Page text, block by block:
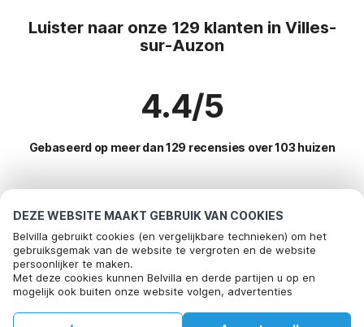
DEZE WEBSITE MAAKT GEBRUIK VAN COOKIES
Belvilla gebruikt cookies (en vergelijkbare technieken) om het
gebruiksgemak van de website te vergroten en de website
persoonlijker te maken.
Met deze cookies kunnen Belvilla en derde partijen u op en
mogelijk ook buiten onze website volgen, advertenties
social media.
Luister naar onze 129 klanten in Villes-
sur-Auzon
4.4/5
Gebaseerd op meer dan 129 recensies over 103 huizen
Meest populaire bestemmingen voor
vakantie
Top steden met top voorzieningen voor vakantie
Kindvriendelijke vakantiehuizen les-adrets
Kindvriendelijke vakantiehuizen bagnols-sur-ceze
Populaire voorzieningen voor vakantie in Villes-sur-auzon